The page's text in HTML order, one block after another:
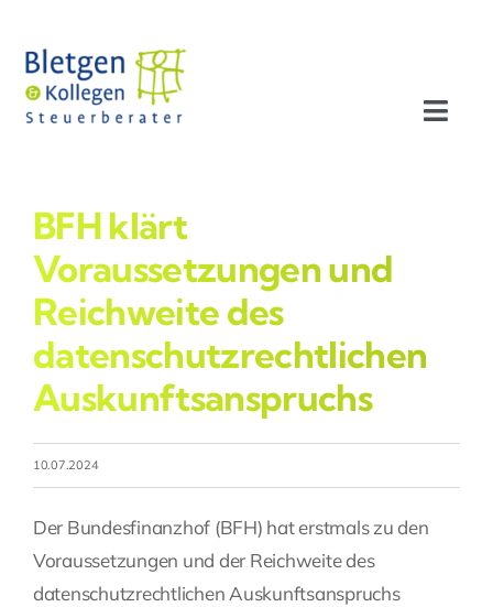
Inhalt
springen
Profil
Leistungen
Team
Stellenangebote
Fragen Sie Ihre Kanzlei
BFH klärt
Voraussetzungen und
Reichweite des
datenschutzrechtlichen
Auskunftsanspruchs
10.07.2024
Der Bundesfinanzhof (BFH) hat erstmals zu den
Voraussetzungen und der Reichweite des
datenschutzrechtlichen Auskunftsanspruchs